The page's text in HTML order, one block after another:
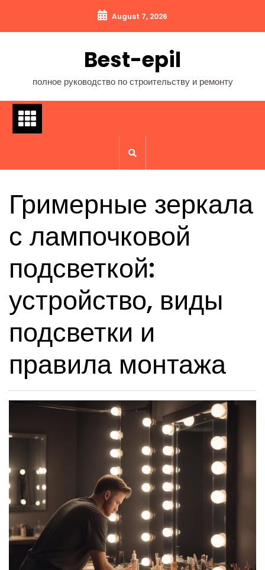
содержимому
August 7, 2026
Best-epil
полное руководство по строительству и ремонту
Гримерные зеркала
с лампочковой
подсветкой:
устройство, виды
подсветки и
правила монтажа